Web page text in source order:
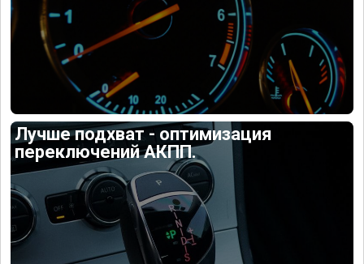
Лучше подхват - оптимизация
переключений АКПП.